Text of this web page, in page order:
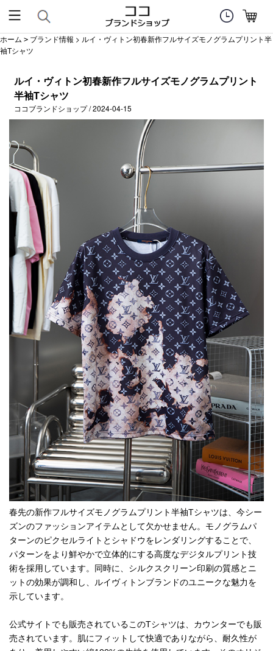
ホーム > ブランド情報 > ルイ・ヴィトン初春新作フルサイズモノグラムプリント半
袖Tシャツ
ルイ・ヴィトン初春新作フルサイズモノグラムプリント
半袖Tシャツ
ココブランドショップ / 2024-04-15
春先の新作フルサイズモノグラムプリント半袖Tシャツは、今シー
ズンのファッションアイテムとして欠かせません。モノグラムパ
ターンのピクセルライトとシャドウをレンダリングすることで、
パターンをより鮮やかで立体的にする高度なデジタルプリント技
術を採用しています。同時に、シルクスクリーン印刷の質感とニ
ットの効果が調和し、ルイヴィトンブランドのユニークな魅力を
示しています。
公式サイトでも販売されているこのTシャツは、カウンターでも販
売されています。肌にフィットして快適でありながら、耐久性が